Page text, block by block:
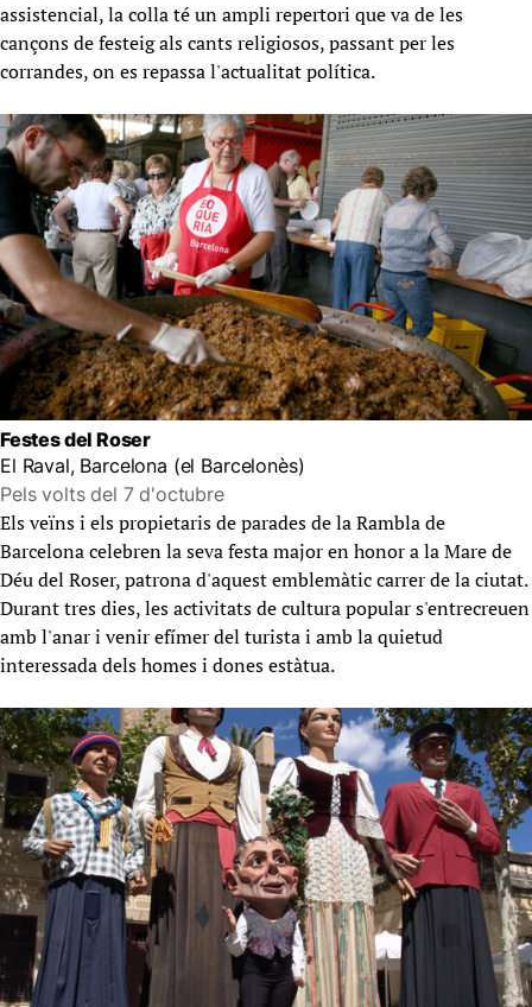
assistencial, la colla té un ampli repertori que va de les
cançons de festeig als cants religiosos, passant per les
corrandes, on es repassa l'actualitat política.
Festes del Roser
El Raval, Barcelona (el Barcelonès)
Pels volts del 7 d'octubre
Els veïns i els propietaris de parades de la Rambla de
Barcelona celebren la seva festa major en honor a la Mare de
Déu del Roser, patrona d'aquest emblemàtic carrer de la ciutat.
Durant tres dies, les activitats de cultura popular s'entrecreuen
amb l'anar i venir efímer del turista i amb la quietud
interessada dels homes i dones estàtua.